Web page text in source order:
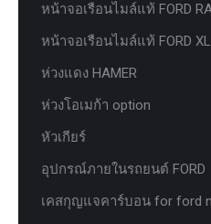
หน้าจอเรือนไมล์แท้ FORD
หน้าจอเรือนไมล์แท้ FORD
ห่วงแดง HAMER
ห่วงโอเมก้า option
หัวเกียร์
อุปกรณ์ภายในรถยนต์ FORD
เคสกุญแจคาร์บอน for ford